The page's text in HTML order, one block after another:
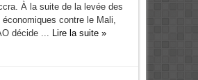
À la suite de la levée des
contre le Mali,
décide ... Lire la suite »